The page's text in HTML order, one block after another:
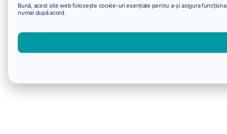
Bună, acest site web folosește cookie-uri esențiale pentru a-și asigura
numai după acord.